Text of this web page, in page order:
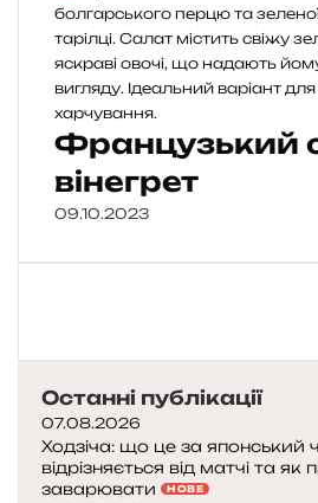
Французький
вінегрет
09.10.2023
Останні публікації
07.08.2026
Ходзіча: що це за японський
відрізняється від матчі та
заварювати
НОВЕ